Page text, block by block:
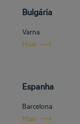
Bulgária
Varna
Mais
Espanha
Barcelona
Mais